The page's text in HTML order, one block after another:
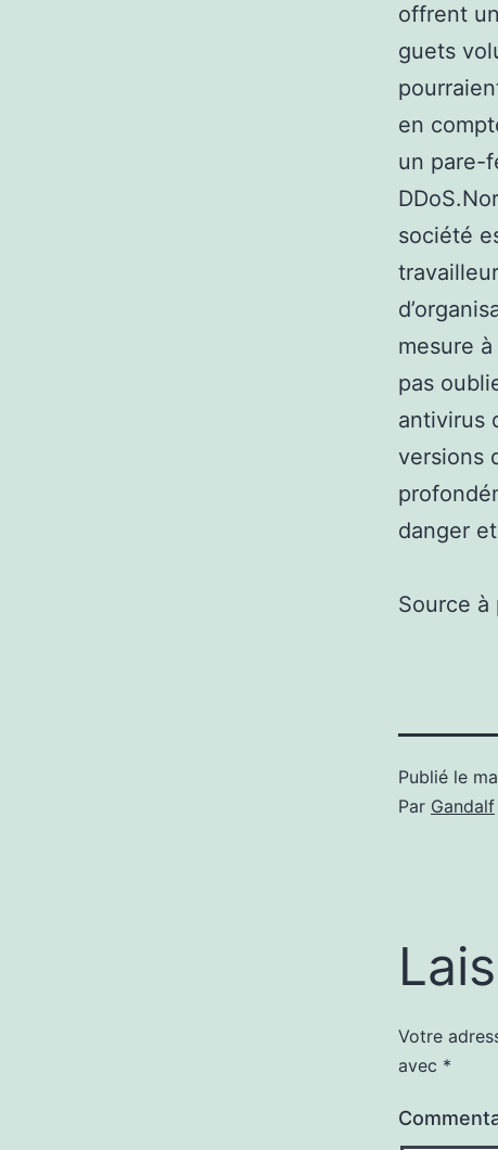
offrent
guets
en
un pare-
société
mesure
pas
antivirus
versions
danger
Source à
Publié le
Par Gandalf
Votre
avec *